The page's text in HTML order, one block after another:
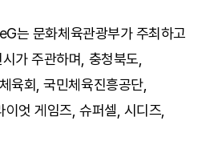
는 문화체육관광부가 주최하고
가 주관하며, 충청북도,
육회, 국민체육진흥공단,
엇 게임즈, 슈퍼셀, 시디즈,